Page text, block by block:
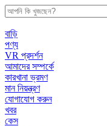
বাড়ি
পণ্য
VR প্রদর্শন
আমাদের সম্পর্কে
কারখানা ভ্রমণ
মান নিয়ন্ত্রণ
যোগাযোগ করুন
খবর
কেস